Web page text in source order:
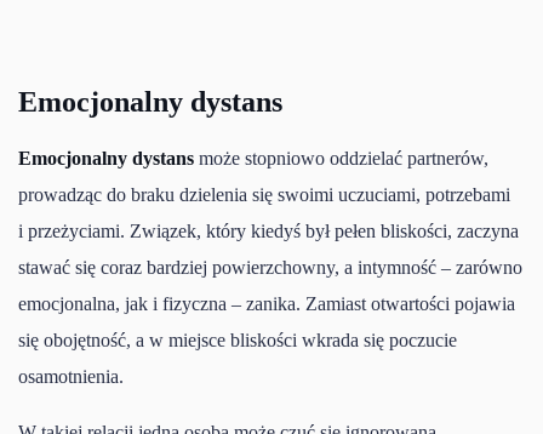
Emocjonalny dystans
Emocjonalny dystans może stopniowo oddzielać partnerów,
prowadząc do braku dzielenia się swoimi uczuciami, potrzebami
i przeżyciami. Związek, który kiedyś był pełen bliskości, zaczyna
stawać się coraz bardziej powierzchowny, a intymność – zarówno
emocjonalna, jak i fizyczna – zanika. Zamiast otwartości pojawia
się obojętność, a w miejsce bliskości wkrada się poczucie
osamotnienia.